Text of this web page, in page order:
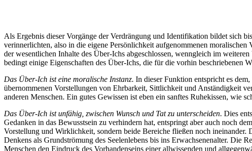
Als Ergebnis dieser Vorgänge der Verdrängung und Identifikation bildet sich
verinnerlichten, also in die eigene Persönlichkeit aufgenommenen
der wesentlichen Inhalte des Über-Ichs abgeschlossen, wenngleich im
bedingt einige Eigenschaften des Über-Ichs, die für die vorhin beschriebenen
Das Über-Ich ist eine moralische Instanz. In dieser Funktion entspricht es
übernommenen Vorstellungen von Ehrbarkeit, Sittlichkeit und Anständigkeit
anderen Menschen. Ein gutes Gewissen ist eben ein sanftes Ruhekissen, wie
Das Über-Ich ist unfähig, zwischen Wunsch und Tat zu unterscheiden. Dies
Gedanken in das Bewusstsein zu verhindern hat, entspringt aber auch noch
Vorstellung und Wirklichkeit, sondern beide Bereiche fließen noch
Denkens als Grundströmung des Seelenlebens bis ins Erwachsenenalter. Die
Menschen den Eindruck des Vorhandenseins einer allwissenden und